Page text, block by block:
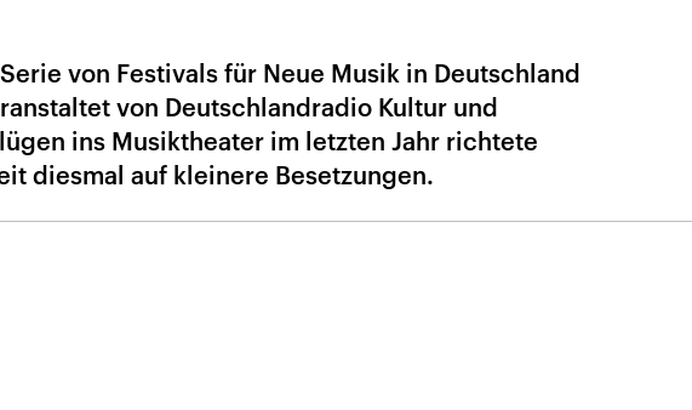
von Festivals für Neue Musik in Deutschland
von Deutschlandradio Kultur und
ins Musiktheater im letzten Jahr richtete
diesmal auf kleinere Besetzungen.